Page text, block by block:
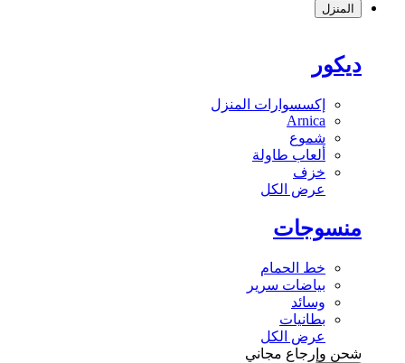
المنزل
ديكور
إكسسوارات المنزل
Arnica
شموع
ألعاب طاولة
خزف
عرض الكل
منسوجات
خط الحمام
بياضات سرير
وسائد
بطانيات
عرض الكل
شحن وإرجاع مجاني